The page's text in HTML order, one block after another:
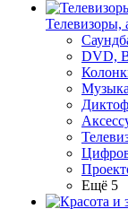
Телевизоры,
DVD,
Ещё 5